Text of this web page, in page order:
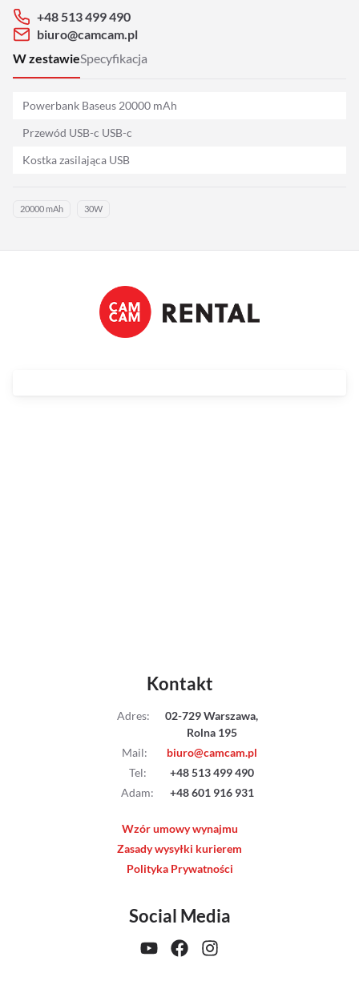
+48 513 499 490
biuro@camcam.pl
W zestawieSpecyfikacja
Powerbank Baseus 20000 mAh
Przewód USB-c USB-c
Kostka zasilająca USB
20000 mAh 30W
Audio
Grip
Hot Head
Kontakt
Adres:
02-729 Warszawa,
Rolna 195
Mail:
biuro@camcam.pl
Tel:
+48 513 499 490
Adam: +48 601 916 931
Wzór umowy wynajmu
Zasady wysyłki kurierem
Polityka Prywatności
Social Media